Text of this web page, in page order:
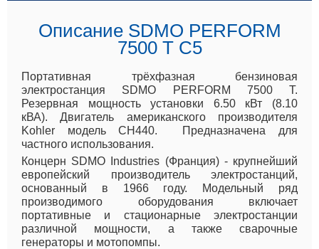
Описание SDMO PERFORM
7500 T C5
Портативная трёхфазная бензиновая
электростанция SDMO
PERFORM 7500 T.
Резервная мощность установки 6.50 кВт (8.10
кВА).
Двигатель американского производителя
Kohler модель CH440.
Предназначена для
частного использования.
Концерн SDMO Industries (Франция) - крупнейший
европейский производитель электростанций,
основанный в 1966 году. Модельный ряд
производимого оборудования включает
портативные и стационарные электростанции
различной мощности, а также сварочные
генераторы и мотопомпы.